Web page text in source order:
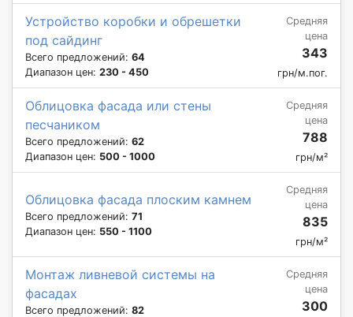
Устройство коробки и обрешетки
под сайдинг
Всего предложений: 64
Диапазон цен: 230 - 450
Средняя
цена
343
грн/м.пог.
Облицовка фасада или стены
песчаником
Всего предложений: 62
Диапазон цен: 500 - 1000
Средняя
цена
788
грн/м²
Облицовка фасада плоским камнем
Всего предложений: 71
Диапазон цен: 550 - 1100
Средняя
цена
835
грн/м²
Монтаж ливневой системы на
фасадах
Всего предложений: 82
Средняя
цена
300